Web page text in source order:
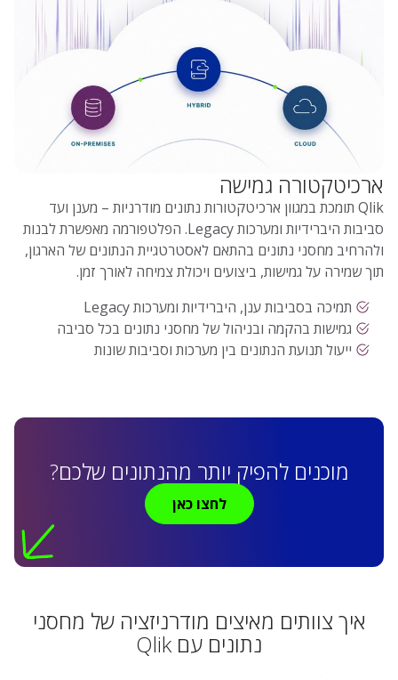
ארכיטקטורה גמישה
Qlik תומכת במגוון ארכיטקטורות נתונים מודרניות – מענן ועד
סביבות היברידיות ומערכות Legacy. הפלטפורמה מאפשרת לבנות
ולהרחיב מחסני נתונים בהתאם לאסטרטגיית הנתונים של הארגון,
תוך שמירה על גמישות, ביצועים ויכולת צמיחה לאורך זמן.
תמיכה בסביבות ענן, היברידיות ומערכות Legacy
גמישות בהקמה ובניהול של מחסני נתונים בכל סביבה
ייעול תנועת הנתונים בין מערכות וסביבות שונות
מוכנים להפיק יותר מהנתונים שלכם?
לחצו כאן
איך צוותים מאיצים מודרניזציה של מחסני
נתונים עם Qlik